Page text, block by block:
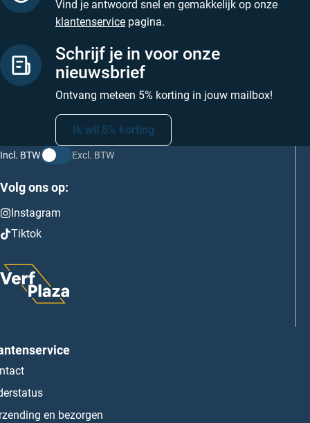
Vind je antwoord snel en gemakkelijk op onze
klantenservice pagina.
Schrijf je in voor onze
nieuwsbrief
Ontvang meteen 5% korting in jouw mailbox!
Ik wil 5% korting
Incl. BTW Excl. BTW
Volg ons op:
Instagram
Tiktok
en bezorgen